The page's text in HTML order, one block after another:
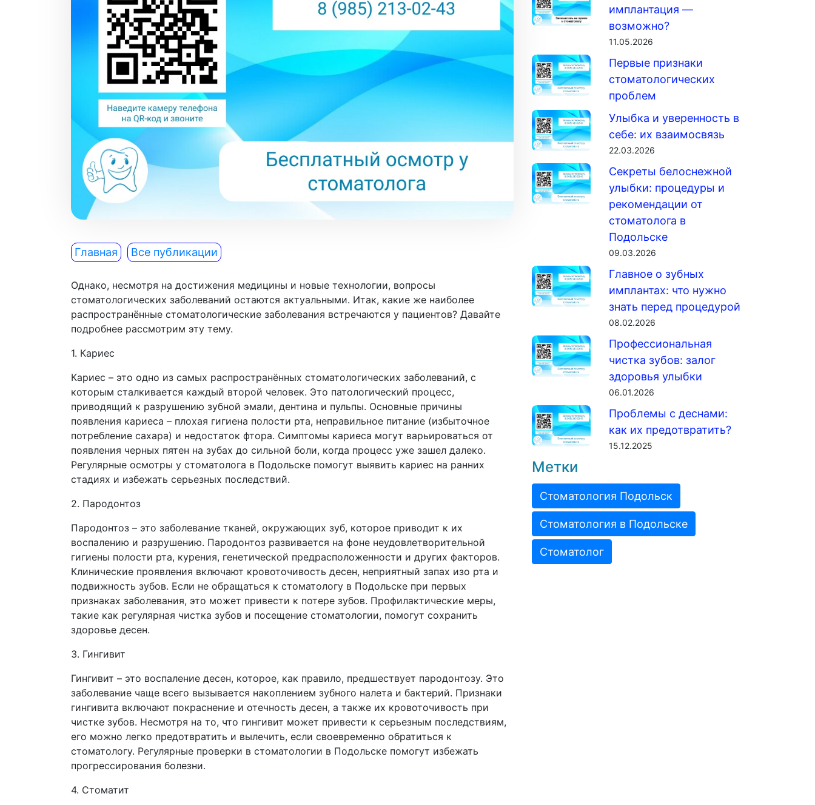
Главная Все публикации
Однако, несмотря на достижения медицины и новые технологии, вопросы
стоматологических заболеваний остаются актуальными. Итак, какие же наиболее
распространённые стоматологические заболевания встречаются у пациентов? Давайте
подробнее рассмотрим эту тему.
1. Кариес
Кариес – это одно из самых распространённых стоматологических заболеваний, с
которым сталкивается каждый второй человек. Это патологический процесс,
приводящий к разрушению зубной эмали, дентина и пульпы. Основные причины
появления кариеса – плохая гигиена полости рта, неправильное питание (избыточное
потребление сахара) и недостаток фтора. Симптомы кариеса могут варьироваться от
появления черных пятен на зубах до сильной боли, когда процесс уже зашел далеко.
Регулярные осмотры у стоматолога в Подольске помогут выявить кариес на ранних
стадиях и избежать серьезных последствий.
2. Пародонтоз
Пародонтоз – это заболевание тканей, окружающих зуб, которое приводит к их
воспалению и разрушению. Пародонтоз развивается на фоне неудовлетворительной
гигиены полости рта, курения, генетической предрасположенности и других факторов.
Клинические проявления включают кровоточивость десен, неприятный запах изо рта и
подвижность зубов. Если не обращаться к стоматологу в Подольске при первых
признаках заболевания, это может привести к потере зубов. Профилактические меры,
такие как регулярная чистка зубов и посещение стоматологии, помогут сохранить
здоровье десен.
3. Гингивит
Гингивит – это воспаление десен, которое, как правило, предшествует пародонтозу. Это
заболевание чаще всего вызывается накоплением зубного налета и бактерий. Признаки
гингивита включают покраснение и отечность десен, а также их кровоточивость при
чистке зубов. Несмотря на то, что гингивит может привести к серьезным последствиям,
его можно легко предотвратить и вылечить, если своевременно обратиться к
стоматологу. Регулярные проверки в стоматологии в Подольске помогут избежать
прогрессирования болезни.
4. Стоматит
имплантация —
возможно?
11.05.2026
Первые признаки
стоматологических
проблем
Улыбка и уверенность в
себе: их взаимосвязь
22.03.2026
Секреты белоснежной
улыбки: процедуры и
рекомендации от
стоматолога в
Подольске
09.03.2026
Главное о зубных
имплантах: что нужно
знать перед процедурой
08.02.2026
Профессиональная
чистка зубов: залог
здоровья улыбки
06.01.2026
Проблемы с деснами:
как их предотвратить?
15.12.2025
Метки
Стоматология Подольск
Стоматология в Подольске
Стоматолог